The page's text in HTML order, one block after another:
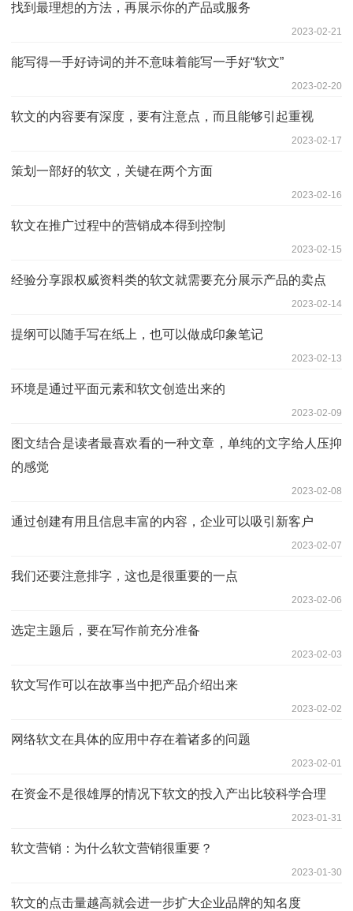
找到最理想的方法，再展示你的产品或服务
2023-02-21
能写得一手好诗词的并不意味着能写一手好“软文”
2023-02-20
软文的内容要有深度，要有注意点，而且能够引起重视
2023-02-17
策划一部好的软文，关键在两个方面
2023-02-16
软文在推广过程中的营销成本得到控制
2023-02-15
经验分享跟权威资料类的软文就需要充分展示产品的卖点
2023-02-14
提纲可以随手写在纸上，也可以做成印象笔记
2023-02-13
环境是通过平面元素和软文创造出来的
2023-02-09
图文结合是读者最喜欢看的一种文章，单纯的文字给人压抑
的感觉
2023-02-08
通过创建有用且信息丰富的内容，企业可以吸引新客户
2023-02-07
我们还要注意排字，这也是很重要的一点
2023-02-06
选定主题后，要在写作前充分准备
2023-02-03
软文写作可以在故事当中把产品介绍出来
2023-02-02
网络软文在具体的应用中存在着诸多的问题
2023-02-01
在资金不是很雄厚的情况下软文的投入产出比较科学合理
2023-01-31
软文营销：为什么软文营销很重要？
2023-01-30
软文的点击量越高就会进一步扩大企业品牌的知名度